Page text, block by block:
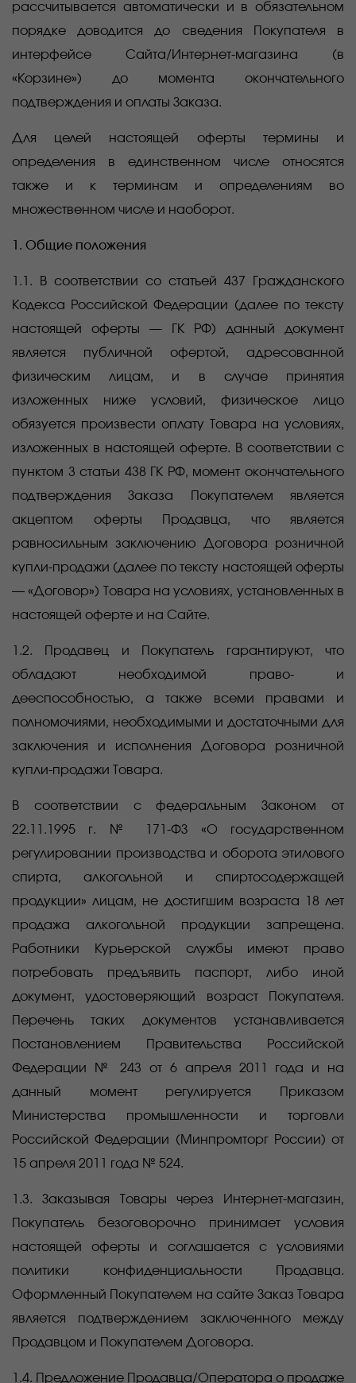
рассчитывается автоматически и в обязательном
порядке доводится до сведения Покупателя в
интерфейсе Сайта/Интернет-магазина (в
«Корзине») до момента окончательного
подтверждения и оплаты Заказа.
Для целей настоящей оферты термины и
определения в единственном числе относятся
также и к терминам и определениям во
множественном числе и наоборот.
1. Общие положения
1.1. В соответствии со статьей 437 Гражданского
Кодекса Российской Федерации (далее по тексту
настоящей оферты — ГК РФ) данный документ
является публичной офертой, адресованной
физическим лицам, и в случае принятия
изложенных ниже условий, физическое лицо
обязуется произвести оплату Товара на условиях,
изложенных в настоящей оферте. В соответствии с
пунктом 3 статьи 438 ГК РФ, момент окончательного
подтверждения Заказа Покупателем является
акцептом оферты Продавца, что является
равносильным заключению Договора розничной
купли-продажи (далее по тексту настоящей оферты
— «Договор») Товара на условиях, установленных в
настоящей оферте и на Сайте.
1.2. Продавец и Покупатель гарантируют, что
обладают необходимой право- и
дееспособностью, а также всеми правами и
полномочиями, необходимыми и достаточными для
заключения и исполнения Договора розничной
купли-продажи Товара.
В соответствии с федеральным Законом от
22.11.1995 г. № 171-ФЗ «О государственном
регулировании производства и оборота этилового
спирта, алкогольной и спиртосодержащей
продукции» лицам, не достигшим возраста 18 лет
продажа алкогольной продукции запрещена.
Работники Курьерской службы имеют право
потребовать предъявить паспорт, либо иной
документ, удостоверяющий возраст Покупателя.
Перечень таких документов устанавливается
Постановлением Правительства Российской
Федерации № 243 от 6 апреля 2011 года и на
данный момент регулируется Приказом
Министерства промышленности и торговли
Российской Федерации (Минпромторг России) от
15 апреля 2011 года № 524.
1.3. Заказывая Товары через Интернет-магазин,
Покупатель безоговорочно принимает условия
настоящей оферты и соглашается с условиями
политики конфиденциальности Продавца.
Оформленный Покупателем на сайте Заказ Товара
является подтверждением заключенного между
Продавцом и Покупателем Договора.
1.4. Предложение Продавца/Оператора о продаже